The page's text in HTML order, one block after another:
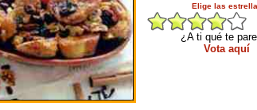
Elige las
¿A ti qué te
Vota aquí